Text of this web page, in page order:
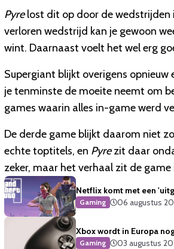
Pyrelost dit op door de wedstrijden
verloren wedstrijd kan je gewoon
wint. Daarnaast voelt het wel erg
Supergiant blijkt overigens opnieuw
je tenminste de moeite neemt om
games waarin alles in-game werd
De derde game blijkt daarom niet
echte toptitels, en Pyrezit daar
zeker, maar het verhaal zit de
Netflix komt met een
Gaming 06 augustus
Xbox wordt in Europa
Gaming 03 augustus